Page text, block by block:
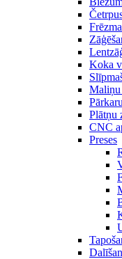
Koka
Maliņu
Plātņu
CNC
Preses